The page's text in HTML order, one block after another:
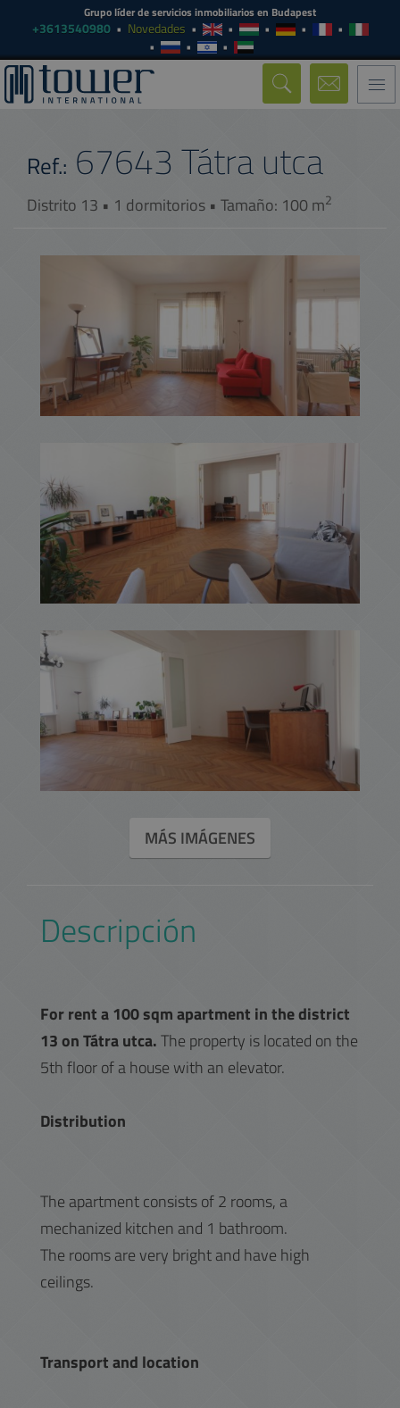
Grupo líder de servicios inmobiliarios en Budapest
+3613540980 Novedades
Tátra utca
Ref.: 67643
Distrito 13 • 1 dormitorios • Tamaño: 100 m2
MÁS IMÁGENES
Descripción
For rent a 100 sqm apartment in the district
13 on Tátra utca.The property is located on the
5th floor of a house with an elevator.
Distribution
The apartment consists of 2 rooms, a
mechanized kitchen and 1 bathroom.
The rooms are very bright and have high
ceilings.
Transport and location